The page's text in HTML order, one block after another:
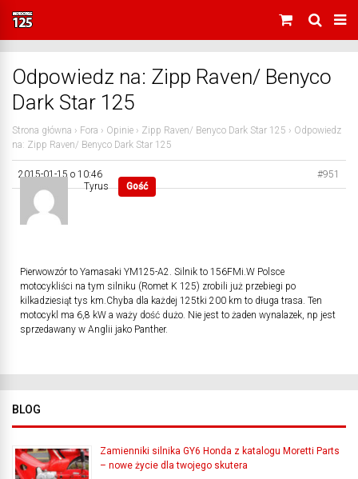
Odpowiedz na: Zipp Raven/ Benyco
Dark Star 125
Strona główna › Fora › Opinie › Zipp Raven/ Benyco Dark Star 125 › Odpowiedz
na: Zipp Raven/ Benyco Dark Star 125
2015-01-15 o 10:46
#951
Tyrus
Gość
Pierwowzór to Yamasaki YM125-A2. Silnik to 156FMi.W Polsce
motocykliści na tym silniku (Romet K 125) zrobili już przebiegi po
kilkadziesiąt tys km.Chyba dla każdej 125tki 200 km to długa trasa. Ten
motocykl ma 6,8 kW a waży dość dużo. Nie jest to żaden wynalazek, np jest
sprzedawany w Anglii jako Panther.
BLOG
Zamienniki silnika GY6 Honda z katalogu Moretti Parts
– nowe życie dla twojego skutera